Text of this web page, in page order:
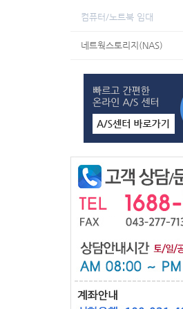
컴퓨터/노트북 임대
네트웍스토리지(NAS)